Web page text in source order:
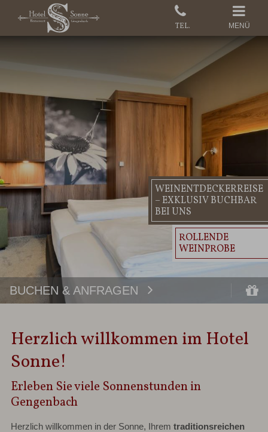
MENÜ
BUCHEN & ANFRAGEN
WEINENTDECKERREISE
– EXKLUSIV BUCHBAR
BEI UNS
ROLLENDE
WEINPROBE
Herzlich willkommen im Hotel
Sonne!
Erleben Sie viele Sonnenstunden in
Gengenbach
Herzlich willkommen in der Sonne, Ihremtraditionsreichen